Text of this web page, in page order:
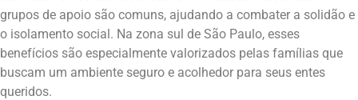
grupos de apoio são comuns, ajudando a combater a solidão e
o isolamento social. Na zona sul de São Paulo, esses
benefícios são especialmente valorizados pelas famílias que
buscam um ambiente seguro e acolhedor para seus entes
queridos.